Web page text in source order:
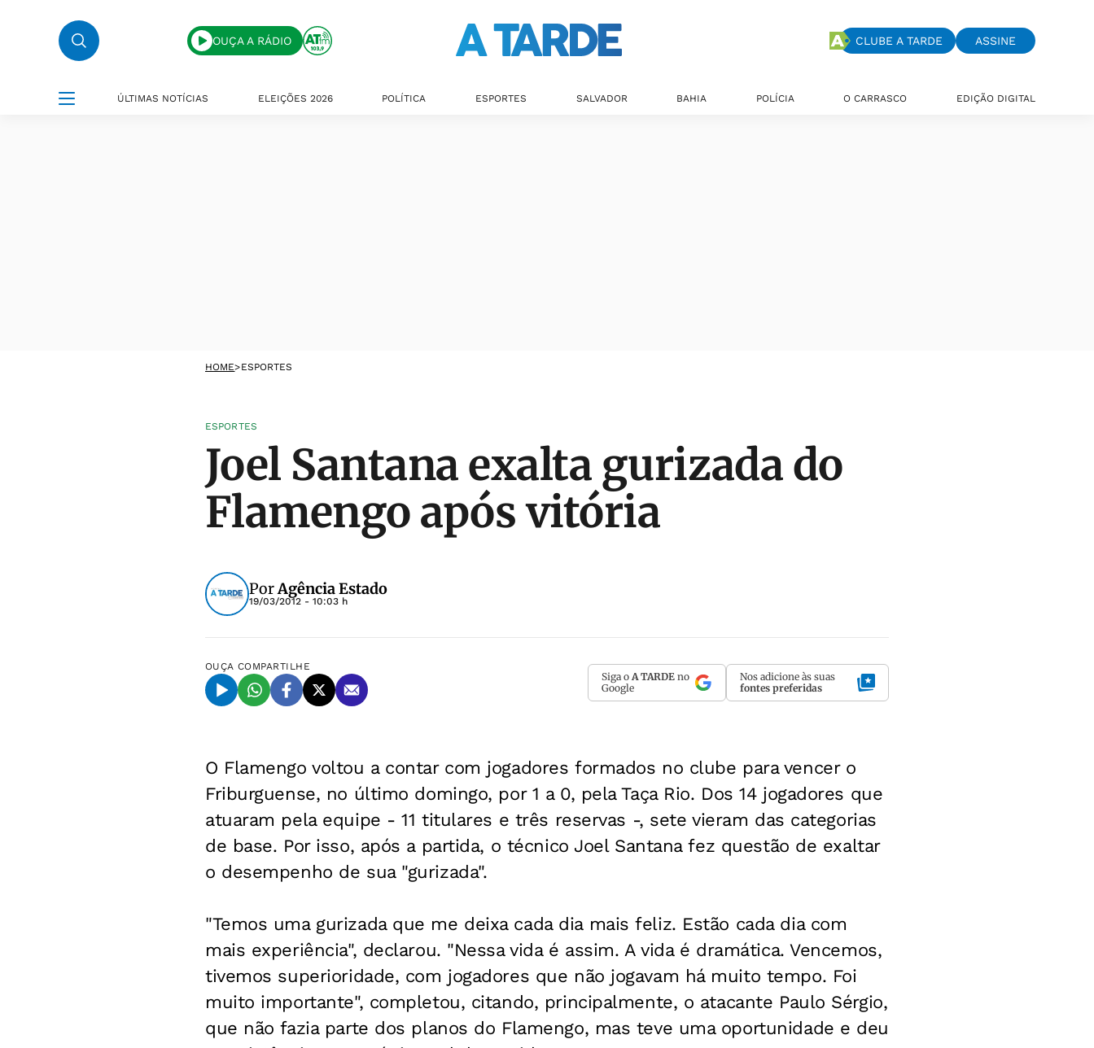
OUÇA A RÁDIO CLUBE A TARDE ASSINE
ÚLTIMAS NOTÍCIAS ELEIÇÕES 2026 POLÍTICA ESPORTES SALVADOR BAHIA POLÍCIA O CARRASCO EDIÇÃO DIGITAL
HOME>ESPORTES
ESPORTES
Joel Santana exalta gurizada do
Flamengo após vitória
PorAgência Estado
19/03/2012 - 10:03 h
OUÇA COMPARTILHE
Siga o A TARDE no
Google
Nos adicione às suas
fontes preferidas
O Flamengo voltou a contar com jogadores formados no clube para vencer o
Friburguense, no último domingo, por 1 a 0, pela Taça Rio. Dos 14 jogadores que
atuaram pela equipe - 11 titulares e três reservas -, sete vieram das categorias
de base. Por isso, após a partida, o técnico Joel Santana fez questão de exaltar
o desempenho de sua "gurizada".
"Temos uma gurizada que me deixa cada dia mais feliz. Estão cada dia com
mais experiência", declarou. "Nessa vida é assim. A vida é dramática. Vencemos,
tivemos superioridade, com jogadores que não jogavam há muito tempo. Foi
muito importante", completou, citando, principalmente, o atacante Paulo Sérgio,
que não fazia parte dos planos do Flamengo, mas teve uma oportunidade e deu